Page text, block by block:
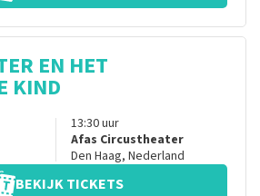
EN HET
KIND
13:30uur
Afas Circustheater
Den Haag, Nederland
BEKIJK TICKETS